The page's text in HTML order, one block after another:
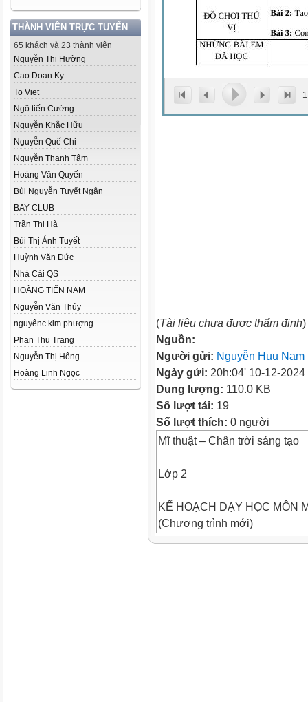
THÀNH VIÊN TRỰC TUYẾN
65 khách và 23 thành viên
Nguyễn Thị Hường
Cao Doan Ky
To Viet
Ngô tiến Cường
Nguyễn Khắc Hữu
Nguyễn Quế Chi
Nguyễn Thanh Tâm
Hoàng Văn Quyến
Bùi Nguyễn Tuyết Ngân
BAY CLUB
Trần Thị Hà
Bùi Thị Ánh Tuyết
Huỳnh Văn Đức
Nhà Cái QS
HOÀNG TIẾN NAM
Nguyễn Văn Thủy
nguyênc kim phượng
Phan Thu Trang
Nguyễn Thị Hông
Hoàng Linh Ngọc
1
(Tài liệu chưa được thẩm định)
Nguồn:
Người gửi: Nguyễn Huu Nam
Ngày gửi: 20h:04' 10-12-2024
Dung lượng: 110.0 KB
Số lượt tải: 19
Số lượt thích: 0 người
Mĩ thuật – Chân trời sáng tạo
Lớp 2
KẾ HOẠCH DẠY HỌC MÔN
(Chương trình mới)